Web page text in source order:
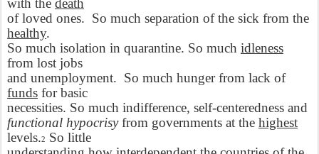
with the death
of loved ones. So much separation of the sick from the
healthy.
So much isolation in quarantine. So much idleness
from lost jobs
and unemployment. So much hunger from lack of
funds for basic
necessities. So much indifference, self-centeredness and
functional hypocrisyfrom governments at the highest
levels.2
So little